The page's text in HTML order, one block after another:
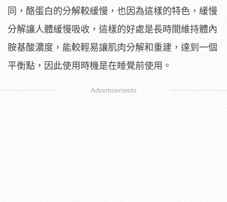
同，酪蛋白的分解較緩慢，也因為這樣的特色，緩慢
分解讓人體緩慢吸收，這樣的好處是長時間維持體內
胺基酸濃度，能較輕易讓肌肉分解和重建，達到一個
平衡點，因此使用時機是在睡覺前使用。
Advertisements